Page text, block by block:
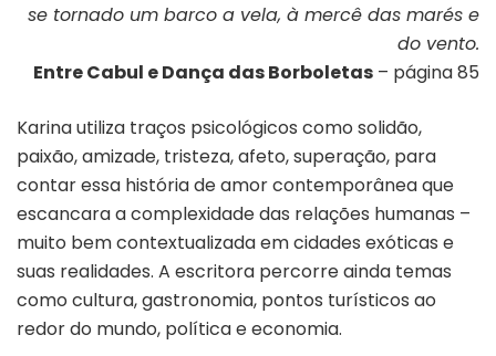
se tornado um barco a vela, à mercê das marés e
do vento.
Entre Cabul e Dança das Borboletas – página 85
Karina utiliza traços psicológicos como solidão,
paixão, amizade, tristeza, afeto, superação, para
contar essa história de amor contemporânea que
escancara a complexidade das relações humanas –
muito bem contextualizada em cidades exóticas e
suas realidades. A escritora percorre ainda temas
como cultura, gastronomia, pontos turísticos ao
redor do mundo, política e economia.